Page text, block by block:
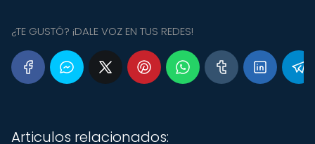
¿TE GUSTÓ? ¡DALE VOZ EN TUS REDES!
Articulos relacionados: